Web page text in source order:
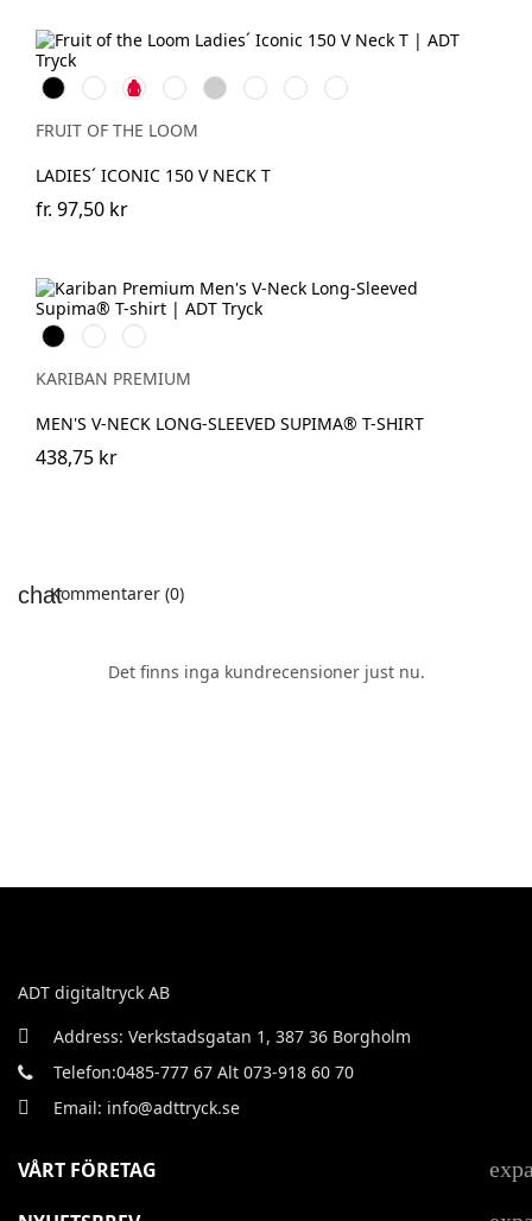
BlackWhiteRed FuchsiaHeather
Grey
Deep
Navy
Powder
Rose
Soft
Lavender
FRUIT OF THE LOOM
LADIES´ ICONIC 150 V NECK T
fr. 97,50 kr
Svart Vit
Deep
Navy
KARIBAN PREMIUM
MEN'S V-NECK LONG-SLEEVED SUPIMA® T-SHIRT
438,75 kr
Kommentarer (0)
Det finns inga kundrecensioner just nu.
ADT digitaltryck AB
Address: Verkstadsgatan 1, 387 36 Borgholm
Telefon:0485-777 67 Alt 073-918 60 70
Email: info@adttryck.se
VÅRT FÖRETAG